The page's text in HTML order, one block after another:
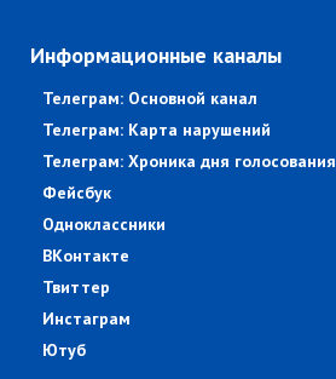
Информационные каналы
Телеграм: Основной канал
Телеграм: Карта нарушений
Телеграм: Хроника дня голосования
Фейсбук
Одноклассники
ВКонтакте
Твиттер
Инстаграм
Ютуб